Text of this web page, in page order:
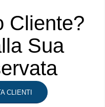
Cliente?
Sua
CLIENTI